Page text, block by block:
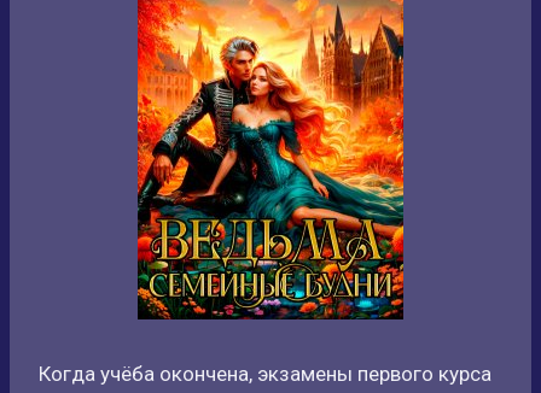
Когда учёба окончена, экзамены первого курса